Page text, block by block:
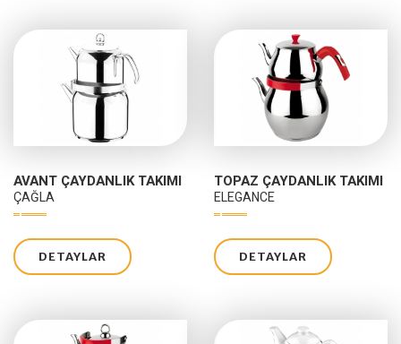
AVANT ÇAYDANLIK TAKIMI
ÇAĞLA
DETAYLAR
TOPAZ ÇAYDANLIK TAKIMI
ELEGANCE
DETAYLAR